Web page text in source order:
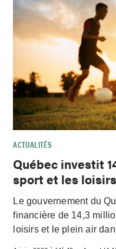
ACTUALITÉS
Québec investit
sport et les
Le gouvernement du
financière de 14,3
loisirs et le plein air